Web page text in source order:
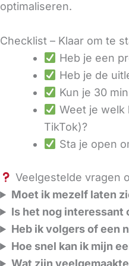
optimaliseren.
Checklist – Klaar om te
Heb je een
Heb je de
Kun je 30
Weet je welk
TikTok)?
Sta je open
Veelgestelde vragen
Moet ik mezelf laten
Is het nog interessant
Heb ik volgers of een
Hoe snel kan ik mijn
Wat zijn